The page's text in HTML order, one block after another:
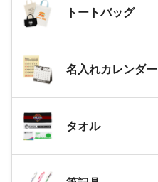
トートバッグ
名入れカレンダー
タオル